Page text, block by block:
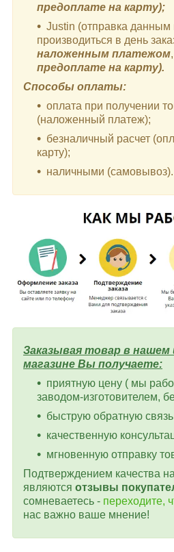
предоплате на карту);
Justin (отправка данным
производиться в день
наложенным платежом
предоплате на карту).
Способы оплаты:
оплата при получении
(наложенный платеж);
безналичный расчет
карту);
наличными (самовывоз).
Заказывая товар в
магазине Вы получаете:
приятную цену ( мы
заводом-изготовителем,
быструю обратную
качественную
мгновенную отправку
Подтверждением качества
являются отзывы
сомневаетесь - переходите,
нас важно ваше мнение!